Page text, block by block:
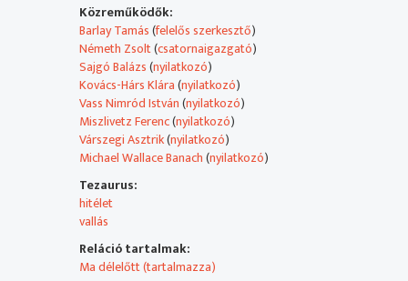
- Lisieux-i Kis Szent Teréz Ereklye a Vajdaságban.
Az Élő egyház hétről hétre azt törekszik bemutatni,
területen, hanem a kultusz, a kultúra és a közösség
események, legyen szó akár szegények
Teljes leirat:
A szép havasi Szentlélek kápolna búcsúja.
Beszélgetés a világegyház kihívásairól.
Segítő Szűz Mária Búcsú Balassagyarmaton.
Protestáns diákolimpia Kolozsváron.
Víziói Kis Szent Teréz Ereklye a Vajdaságban.
A Gyimesek és Csíkszék határán, a szép havas
búcsúját hagyományosan pünkösdhétfőn tartják.
Idén is sokan felkapaszkodtak a hegytetőre,
Közreműködők:
Barlay Tamás(felelős szerkesztő)
Németh Zsolt(csatornaigazgató)
Sajgó Balázs(nyilatkozó)
Kovács-Hárs Klára(nyilatkozó)
Vass Nimród István(nyilatkozó)
Miszlivetz Ferenc(nyilatkozó)
Várszegi Asztrik(nyilatkozó)
Michael Wallace Banach(nyilatkozó)
Tezaurus:
hitélet
vallás
Reláció tartalmak:
Ma délelőtt (tartalmazza)